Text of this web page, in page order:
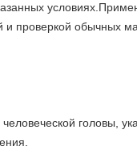
и проверкой обычных
головы,